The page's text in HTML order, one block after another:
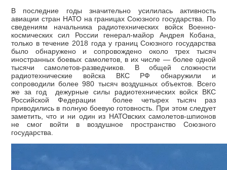
В последние годы значительно усилилась активность
авиации стран НАТО на границах Союзного государства. По
сведениям начальника радиотехнических войск Военно-
космических сил России генерал-майор Андрея Кобана,
только в течение 2018 года у границ Союзного государства
было обнаружено и сопровождено около трех тысяч
иностранных боевых самолетов, в их числе — более одной
тысячи самолетов-разведчиков. В общей сложности
радиотехнические войска ВКС РФ обнаружили и
сопроводили более 980 тысяч воздушных объектов. Всего
же за год дежурные силы радиотехнических войск ВКС
Российской Федерации более четырех тысяч раз
приводились в полную боевую готовность. При этом следует
заметить, что и ни один из НАТОвских самолетов-шпионов
не смог войти в воздушное пространство Союзного
государства.